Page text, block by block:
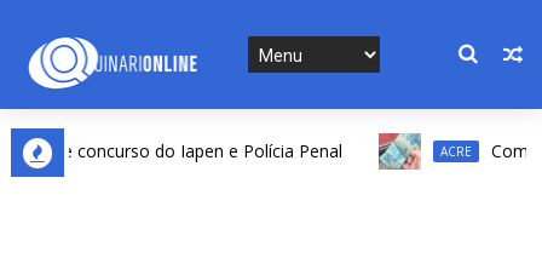
de concurso do Iapen e Polícia Penal ACRE